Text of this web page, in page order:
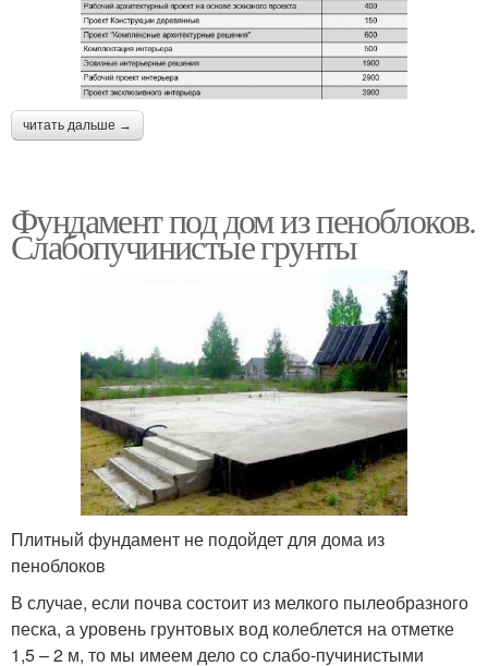
читать дальше →
Фундамент под дом из пеноблоков.
Слабопучинистые грунты
Плитный фундамент не подойдет для дома из
пеноблоков
В случае, если почва состоит из мелкого пылеобразного
песка, а уровень грунтовых вод колеблется на отметке
1,5 – 2 м, то мы имеем дело со слабо-пучинистыми